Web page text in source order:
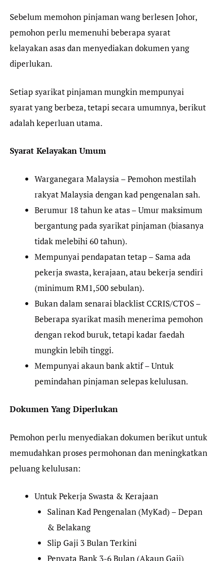
Sebelum memohon pinjaman wang berlesen Johor,
pemohon perlu memenuhi beberapa syarat
kelayakan asas dan menyediakan dokumen yang
diperlukan.
Setiap syarikat pinjaman mungkin mempunyai
syarat yang berbeza, tetapi secara umumnya, berikut
adalah keperluan utama.
Syarat Kelayakan Umum
Warganegara Malaysia – Pemohon mestilah
rakyat Malaysia dengan kad pengenalan sah.
Berumur 18 tahun ke atas – Umur maksimum
bergantung pada syarikat pinjaman (biasanya
tidak melebihi 60 tahun).
Mempunyai pendapatan tetap – Sama ada
pekerja swasta, kerajaan, atau bekerja sendiri
(minimum RM1,500 sebulan).
Bukan dalam senarai blacklist CCRIS/CTOS –
Beberapa syarikat masih menerima pemohon
dengan rekod buruk, tetapi kadar faedah
mungkin lebih tinggi.
Mempunyai akaun bank aktif – Untuk
pemindahan pinjaman selepas kelulusan.
Dokumen Yang Diperlukan
Pemohon perlu menyediakan dokumen berikut untuk
memudahkan proses permohonan dan meningkatkan
peluang kelulusan:
Untuk Pekerja Swasta & Kerajaan
Salinan Kad Pengenalan (MyKad) – Depan
& Belakang
Slip Gaji 3 Bulan Terkini
Penyata Bank 3-6 Bulan (Akaun Gaji)